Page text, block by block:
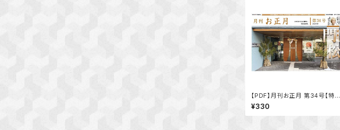
【PDF】月刊お正月 第34号【特集
／昔の門松復元の取り組み～宮
城県仙台市～】
¥330